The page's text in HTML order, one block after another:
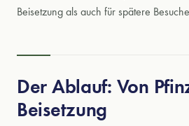
Beisetzung als auch für spätere
Der Ablauf: Von
Beisetzung